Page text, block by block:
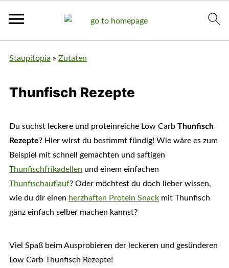
Staupitopia » Zutaten
Thunfisch Rezepte
Du suchst leckere und proteinreiche Low Carb Thunfisch
Rezepte? Hier wirst du bestimmt fündig! Wie wäre es zum
Beispiel mit schnell gemachten und saftigen
Thunfischfrikadellen und einem einfachen
Thunfischauflauf? Oder möchtest du doch lieber wissen,
wie du dir einen herzhaften Protein Snackmit Thunfisch
ganz einfach selber machen kannst?
Viel Spaß beim Ausprobieren der leckeren und gesünderen
Low Carb Thunfisch Rezepte!